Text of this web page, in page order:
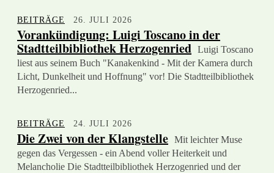
BEITRÄGE 26. JULI 2026
Vorankündigung: Luigi Toscano in der
Stadtteilbibliothek Herzogenried Luigi Toscano
liest aus seinem Buch "Kanakenkind - Mit der Kamera durch
Licht, Dunkelheit und Hoffnung" vor! Die Stadtteilbibliothek
Herzogenried...
BEITRÄGE 24. JULI 2026
Die Zwei von der Klangstelle Mit leichter Muse
gegen das Vergessen - ein Abend voller Heiterkeit und
Melancholie Die Stadtteilbibliothek Herzogenried und der